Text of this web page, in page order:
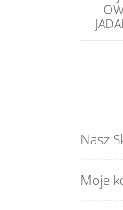
Nasz
Moje